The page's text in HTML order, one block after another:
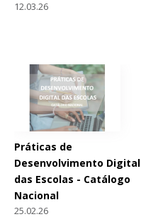
12.03.26
Práticas de
Desenvolvimento Digital
das Escolas - Catálogo
Nacional
25.02.26